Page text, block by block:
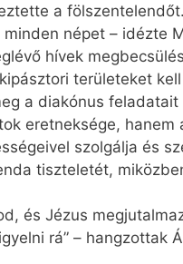
a
népet – idézte
hívek
területeket kell
a diakónus feladatait
eretneksége, hanem
szolgálja és
tiszteletét,
és Jézus
rá” – hangzottak